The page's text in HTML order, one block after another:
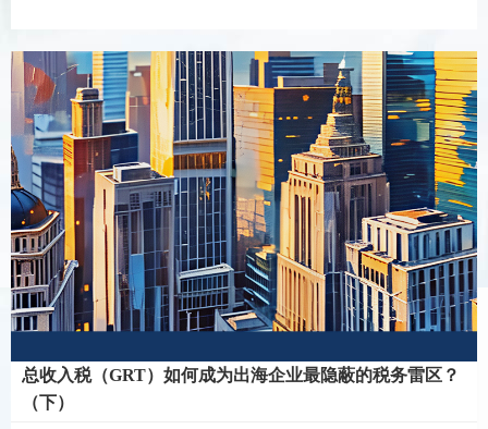
总收入税（GRT）如何成为出海企业最隐蔽的税务雷区？
（下）